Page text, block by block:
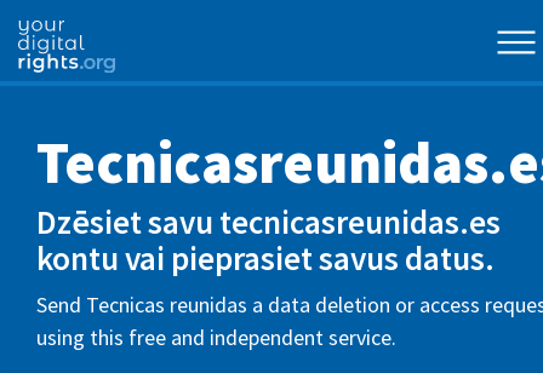
Dzēsiet savu tecnicasreunidas.es
kontu vai pieprasiet savus datus.
Send Tecnicas reunidas a data deletion or access
using this free and independent service.